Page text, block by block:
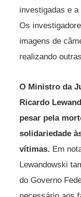
investigadas e
Os
imagens de
realizando
O Ministro da
Ricardo
pesar pela
solidariedade
vítimas. Em
Lewandowski
do Governo